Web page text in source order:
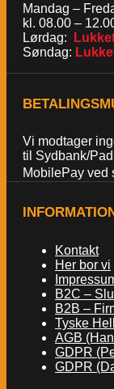
Mandag –
kl. 08.00 –
Lørdag:
Søndag:
Vi modtager
til Sydbank/
MobilePay ved
Kontakt
Her bor vi
B2C –
B2B –
Tyske
AGB
GDPR
GDPR